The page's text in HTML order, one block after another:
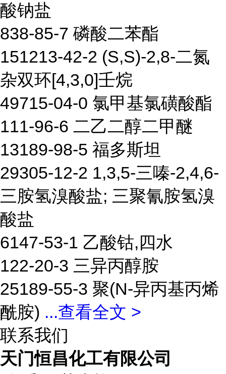
酸钠盐
838-85-7 磷酸二苯酯
151213-42-2 (S,S)-2,8-二氮
杂双环[4,3,0]壬烷
49715-04-0 氯甲基氯磺酸酯
111-96-6 二乙二醇二甲醚
13189-98-5 福多斯坦
29305-12-2 1,3,5-三嗪-2,4,6-
三胺氢溴酸盐; 三聚氰胺氢溴
酸盐
6147-53-1 乙酸钴,四水
122-20-3 三异丙醇胺
25189-55-3 聚(N-异丙基丙烯
酰胺) ...查看全文 >
联系我们
天门恒昌化工有限公司